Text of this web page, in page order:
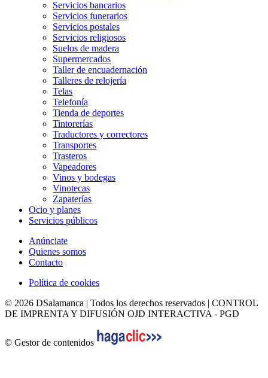
Servicios bancarios
Servicios funerarios
Servicios postales
Servicios religiosos
Suelos de madera
Supermercados
Taller de encuadernación
Talleres de relojería
Telas
Telefonía
Tienda de deportes
Tintorerías
Traductores y correctores
Transportes
Trasteros
Vapeadores
Vinos y bodegas
Vinotecas
Zapaterías
Ocio y planes
Servicios públicos
Anúnciate
Quienes somos
Contacto
Política de cookies
© 2026 DSalamanca | Todos los derechos reservados | CONTROL
DE IMPRENTA Y DIFUSIÓN OJD INTERACTIVA - PGD
© Gestor de contenidos